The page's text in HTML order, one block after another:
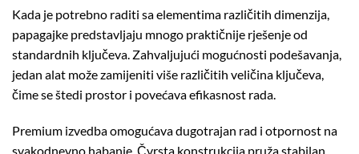
Kada je potrebno raditi sa elementima različitih dimenzija,
papagajke predstavljaju mnogo praktičnije rješenje od
standardnih ključeva. Zahvaljujući mogućnosti podešavanja,
jedan alat može zamijeniti više različitih veličina ključeva,
čime se štedi prostor i povećava efikasnost rada.
Premium izvedba omogućava dugotrajan rad i otpornost na
svakodnevno habanje. Čvrsta konstrukcija pruža stabilan